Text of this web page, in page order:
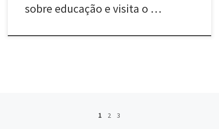
sobre educação e visita o …
Posts navigation
1 2 3